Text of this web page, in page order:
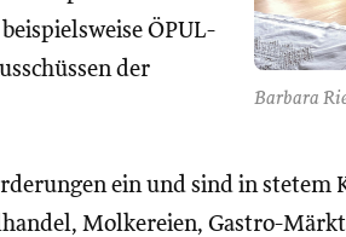
Barbara
ÖPUL-
der
ein und sind in stetem
Molkereien, Gastro-